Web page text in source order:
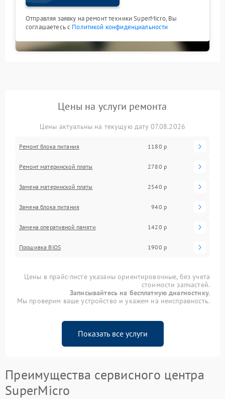
Отправляя заявку на ремонт техники SuperMicro, Вы
соглашаетесь с Политикой конфиденциальности
Цены на услуги ремонта
Цены актуальны на текущую дату 07.08.2026
Ремонт блока питания 1180 р
Ремонт материнской платы 2780 р
Замена материнской платы 2540 р
Замена блока питания 940 р
Замена оперативной памяти 1420 р
Прошивка BIOS 1900 р
Цены в прайс-листе указаны ориентировочные, без учета
стоимости запчастей.
Записывайтесь на бесплатную диагностику.
Мы проверим ваше устройство и укажем на неисправность.
Показать все услуги
Преимущества сервисного центра
SuperMicro